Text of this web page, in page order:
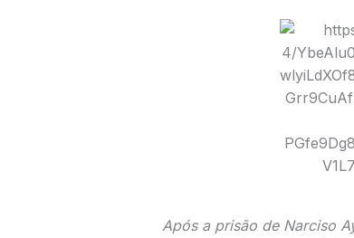
Após a prisão de Narciso